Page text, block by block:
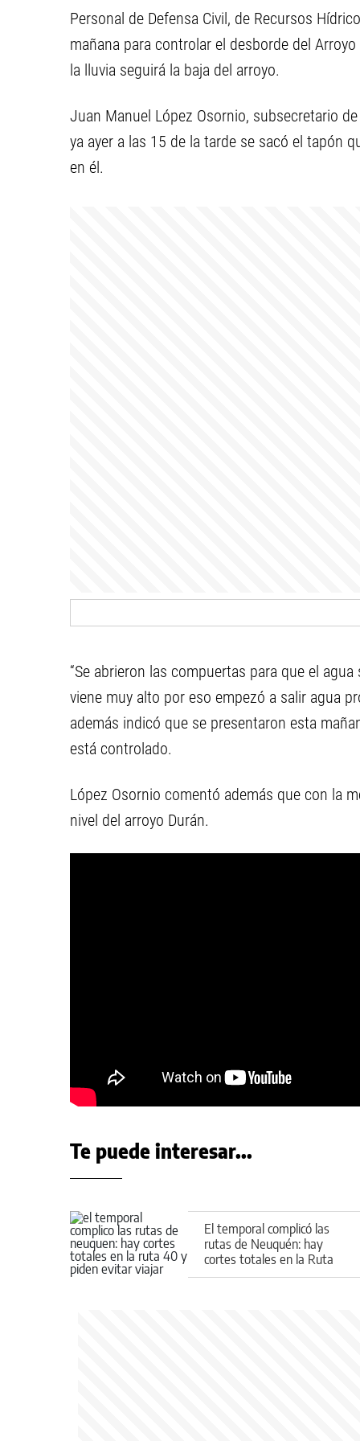
Personal de Defensa Civil, de Recursos
mañana para controlar el desborde del
la lluvia seguirá la baja del arroyo.
Juan Manuel López Osornio, subsecretario
ya ayer a las 15 de la tarde se sacó el tapón
en él.
“Se abrieron las compuertas para que el
viene muy alto por eso empezó a salir agua
además indicó que se presentaron esta
está controlado.
López Osornio comentó además que con la
nivel del arroyo Durán.
Te puede interesar...
El temporal complicó las
rutas de Neuquén: hay
cortes totales en la Ruta
40 y piden evitar viajar